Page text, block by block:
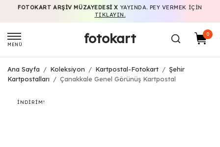
FOTOKART ARŞIV MÜZAYEDESI X YAYINDA. PEY VERMEK IÇIN
TIKLAYIN.
MENÜ fotokart 0
Ana Sayfa / Koleksiyon / Kartpostal-Fotokart / Şehir
Kartpostalları
/ Çanakkale Genel Görünüş Kartpostal
İNDIRIM!